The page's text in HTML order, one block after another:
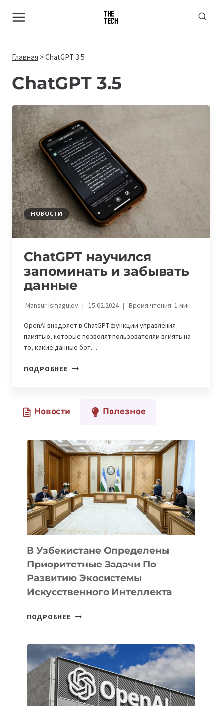
Главная >ChatGPT 3.5
ChatGPT 3.5
НОВОСТИ
ChatGPT научился
запоминать и забывать
данные
Mansur Ismagulov 15.02.2024 Время чтения: 1мин
OpenAI внедряет в ChatGPT функции управления
памятью, которые позволят пользователям влиять на
то, какие данные бот…
ПОДРОБНЕЕ CHATGPT
ЗАБЫВАТЬ
Новости Полезное
В Узбекистане Определены
Приоритетные Задачи По
Развитию Экосистемы
Искусственного Интеллекта
ПОДРОБНЕЕ
ПРИОРИТЕТНЫЕ
ЗАДАЧИ
ПО
РАЗВИТИЮ
ЭКОСИСТЕМЫ